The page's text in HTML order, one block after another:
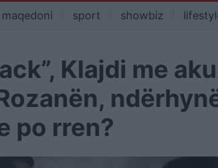
maqedoni sport showbiz
Klajdi me
po rren?